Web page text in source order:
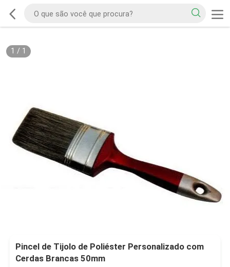
1 / 1
Pincel de Tijolo de Poliéster Personalizado com
Cerdas Brancas 50mm